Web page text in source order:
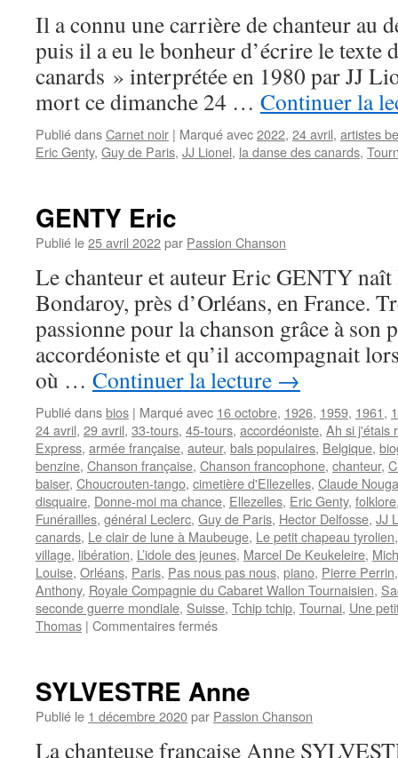
Il a connu une carrière de chanteur au
puis il a eu le bonheur d’écrire le texte
canards » interprétée en 1980 par JJ
mort ce dimanche 24 … Continuer la
Publié dansCarnet noir | Marqué avec2022, 24 avril, artistes
Eric Genty, Guy de Paris, JJ Lionel, la danse des canards,
GENTY Eric
Publié le25 avril 2022par Passion Chanson
Le chanteur et auteur Eric GENTY
Bondaroy, près d’Orléans, en France.
passionne pour la chanson grâce à son
accordéoniste et qu’il accompagnait
où … Continuer la lecture →
Publié dansbios | Marqué avec 16 octobre, 1926, 1959, 1961,
24 avril, 29 avril, 33-tours, 45-tours, accordéoniste, Ah si j'étais
Express, armée française, auteur, bals populaires, Belgique,
benzine, Chanson française, Chanson francophone, chanteur,
baiser, Choucrouten-tango, cimetière d'Ellezelles, Claude
disquaire, Donne-moi ma chance, Ellezelles, Eric Genty, folklore
Funérailles, général Leclerc, Guy de Paris, Hector Delfosse, JJ
canards, Le clair de lune à Maubeuge, Le petit chapeau tyrolien
village, libération, L’idole des jeunes, Marcel De Keukeleire,
Louise, Orléans, Paris, Pas nous pas nous, piano, Pierre Perrin
Anthony, Royale Compagnie du Cabaret Wallon Tournaisien,
seconde guerre mondiale, Suisse, Tchip tchip, Tournai, Une
Thomas | Commentaires ferméssur
SYLVESTRE Anne
Publié le 1 décembre 2020par Passion Chanson
La chanteuse française Anne